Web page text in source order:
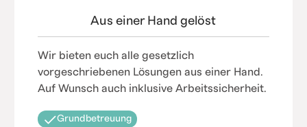
Aus einer Hand gelöst
Wir bieten euch alle gesetzlich
vorgeschriebenen Lösungen aus einer Hand.
Auf Wunsch auch inklusive Arbeitssicherheit.
Grundbetreuung